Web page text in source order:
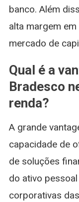
banco. Além
alta margem
mercado de
Qual é a
Bradesco
renda?
A grande
capacidade de
de soluções
do ativo
corporativas